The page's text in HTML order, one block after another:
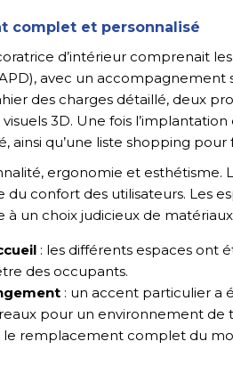
complet et personnalisé
d’intérieur comprenait
avec un accompagnement
des charges détaillé, deux
3D. Une fois
ainsi qu’une liste shopping pour
ergonomie et esthétisme.
du confort des utilisateurs. Les
un choix judicieux de
: les différents espaces ont
des occupants.
: un accent particulier a
pour un environnement de
le remplacement complet du